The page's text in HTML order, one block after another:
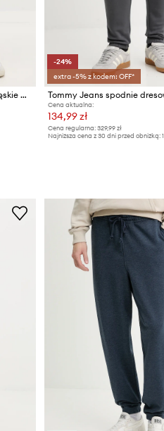
Tommy Jeans spodnie dresowe męskie bawełniane
-24%
extra -5% z kodem: OFF*
Cena aktualna:
134,99 zł
Cena regularna: 329,99 zł
Najniższa cena z 30 dni przed obniżką: